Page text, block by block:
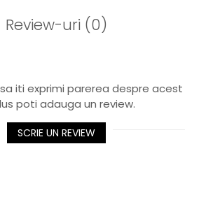
Review-uri (0)
iti exprimi parerea despre acest
poti adauga un review.
SCRIE UN REVIEW